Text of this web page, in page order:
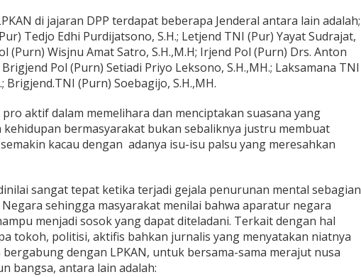
di jajaran DPP terdapat beberapa Jenderal antara lain adalah;
Tedjo Edhi Purdijatsono, S.H.; Letjend TNI (Pur) Yayat Sudrajat,
(Purn) Wisjnu Amat Satro, S.H.,M.H; Irjend Pol (Purn) Drs. Anton
Brigjend Pol (Purn) Setiadi Priyo Leksono, S.H.,MH.; Laksamana TNI
Brigjend.TNI (Purn) Soebagijo, S.H.,MH.
pro aktif dalam memelihara dan menciptakan suasana yang
kehidupan bermasyarakat bukan sebaliknya justru membuat
kacau dengan adanya isu-isu palsu yang meresahkan
sangat tepat ketika terjadi gejala penurunan mental sebagian
sehingga masyarakat menilai bahwa aparatur negara
menjadi sosok yang dapat diteladani. Terkait dengan hal
tokoh, politisi, aktifis bahkan jurnalis yang menyatakan niatnya
dengan LPKAN, untuk bersama-sama merajut nusa
bangsa, antara lain adalah: